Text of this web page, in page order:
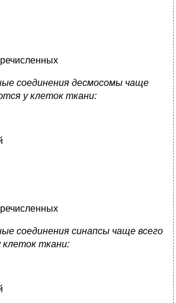
соединения десмосомы чаще
у клеток ткани:
соединения синапсы чаще всего
ткани: